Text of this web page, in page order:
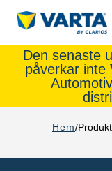
Den senaste
påverkar inte
Hem